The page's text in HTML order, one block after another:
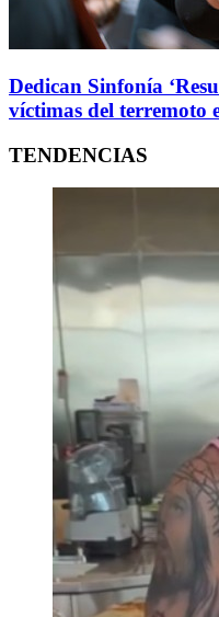
Dedican Sinfonía
víctimas del terremoto
TENDENCIAS